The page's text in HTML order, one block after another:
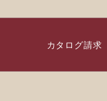
カタログ請求